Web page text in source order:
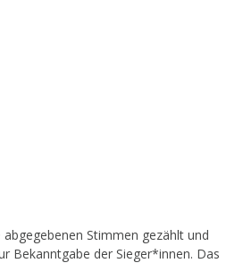
Stimmen gezählt und
Bekanntgabe der Sieger*innen. Das